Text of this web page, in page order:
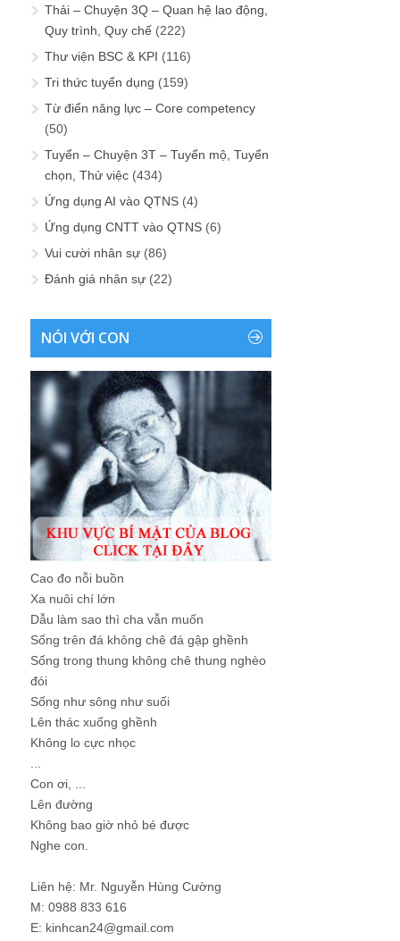
Thải – Chuyện 3Q – Quan hệ lao động,
Quy trình, Quy chế (222)
Thư viện BSC & KPI (116)
Tri thức tuyển dụng (159)
Từ điển năng lực – Core competency
(50)
Tuyển – Chuyện 3T – Tuyển mộ, Tuyển
chọn, Thử việc (434)
Ứng dụng AI vào QTNS (4)
Ứng dụng CNTT vào QTNS (6)
Vui cười nhân sự (86)
Đánh giá nhân sự (22)
NÓI VỚI CON
Cao đo nỗi buồn
Xa nuôi chí lớn
Dẫu làm sao thì cha vẫn muốn
Sống trên đá không chê đá gập ghềnh
Sống trong thung không chê thung nghèo
đói
Sống như sông như suối
Lên thác xuống ghềnh
Không lo cực nhọc
Con ơi, ...
Lên đường
Không bao giờ nhỏ bé được
Nghe con.
Liên hệ: Mr. Nguyễn Hùng Cường
M: 0988 833 616
E: kinhcan24@gmail.com